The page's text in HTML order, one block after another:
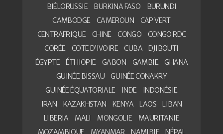
BIÉLORUSSIE
BURKINA FASO
BURUNDI
CAMBODGE
CAMEROUN
CAP VERT
CENTRAFRIQUE
CHINE CONGO
CONGO RDC
CORÉE
COTE D’IVOIRE CUBA
DJIBOUTI
ÉGYPTE
ÉTHIOPIE GABON GAMBIE
GHANA
GUINÉE BISSAU
GUINÉE CONAKRY
GUINÉE ÉQUATORIALE
INDE
INDONÉSIE
IRAN
KAZAKHSTAN KENYA LAOS
LIBAN
LIBERIA
MALI MONGOLIE
MAURITANIE
MOZAMBIQUE
MYANMAR NAMIBIE
NÉPAL